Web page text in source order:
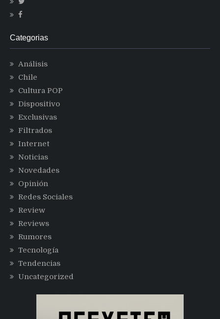
Categorias
Análisis
Chile
Cultura POP
Dispositivo
Exclusivas
Filtrados
Internet
Noticias
Novedades
Opinión
Redes Sociales
Review
Reviews
Rumores
Tecnología
Tendencias
Uncategorized